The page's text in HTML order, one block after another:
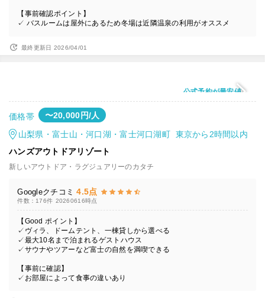
【事前確認ポイント】
✓ バスルームは屋外にあるため冬場は近隣温泉の利用がオススメ
最終更新日 2026/04/01
公式予約が最安値
価格帯 〜20,000円/人
山梨県・富士山・河口湖・富士河口湖町 東京から2時間以内
ハンズアウトドアリゾート
新しいアウトドア・ラグジュアリーのカタチ
Googleクチコミ 4.5点
件数：176件 20260616時点
【Good ポイント】
✓ヴィラ、ドームテント、一棟貸しから選べる
✓最大10名まで泊まれるゲストハウス
✓サウナやツアーなど富士の自然を満喫できる
【事前に確認】
✓お部屋によって食事の違いあり